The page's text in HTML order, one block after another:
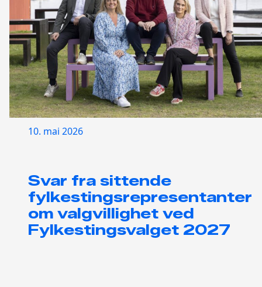
10. mai 2026
Svar fra sittende
fylkestingsrepresentanter
om valgvillighet ved
Fylkestingsvalget 2027